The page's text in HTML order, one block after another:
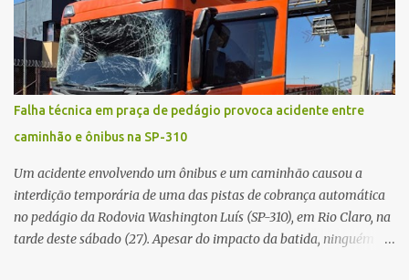
o Sistema Único de Saúde (SUS). Nos últimos anos, o Governo
Federal tem ampliado investimentos destinados ao fortalecimento
da atenção básica, da infraestrutura hospitalar e da
regionalização dos serviços de saúde. Entretanto, em um cenário
de demandas crescentes e recursos necessariamente limitados, a
principal missão da gestão pública não é apenas investir mais,
mas decidir melhor onde investir para produzir o maior benefício
possível à população. Essa reflexão encontra respaldo tanto na
teoria da admini...
Falha técnica em praça de pedágio provoca acidente entre
caminhão e ônibus na SP-310
Um acidente envolvendo um ônibus e um caminhão causou a
interdição temporária de uma das pistas de cobrança automática
no pedágio da Rodovia Washington Luís (SP-310), em Rio Claro, na
tarde deste sábado (27). Apesar do impacto da batida, ninguém